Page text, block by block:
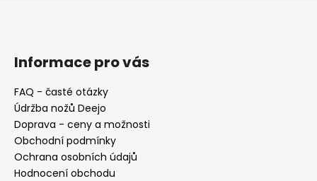
Z
Informace pro vás
FAQ - časté otázky
Údržba nožů Deejo
Doprava - ceny a možnosti
Obchodní podmínky
Ochrana osobních údajů
Hodnocení obchodu